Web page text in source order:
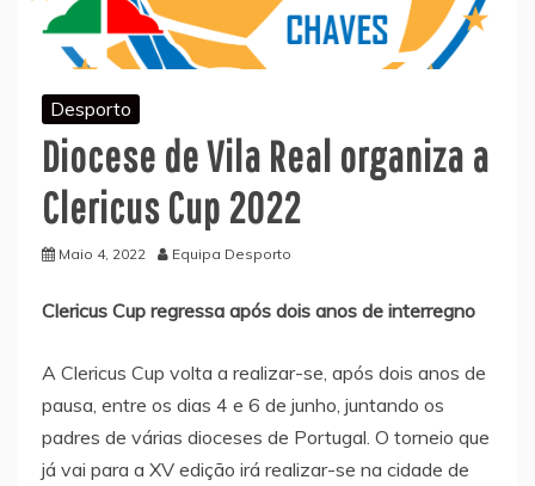
Desporto
Diocese de Vila Real organiza a
Clericus Cup 2022
Maio 4, 2022 Equipa Desporto
Clericus Cup regressa após dois anos de interregno
A Clericus Cup volta a realizar-se, após dois anos de
pausa, entre os dias 4 e 6 de junho, juntando os
padres de várias dioceses de Portugal. O torneio que
já vai para a XV edição irá realizar-se na cidade de